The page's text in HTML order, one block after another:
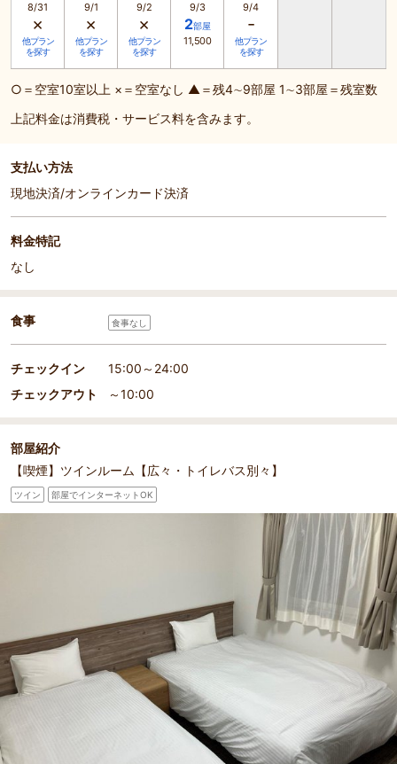
8/31
×
他プラン
を探す
9/1
×
他プラン
を探す
9/2
×
他プラン
を探す
9/3
2部屋
11,500
9/4
-
他プラン
を探す
○＝空室10室以上 ×＝空室なし ▲＝残4∼9部屋 1∼3部屋＝残室数
上記料金は消費税・サービス料を含みます。
支払い方法
現地決済/オンラインカード決済
料金特記
なし
食事 食事なし
チェックイン
15:00～24:00
チェックアウト
～10:00
部屋紹介
【喫煙】ツインルーム【広々・トイレバス別々】
ツイン 部屋でインターネットOK